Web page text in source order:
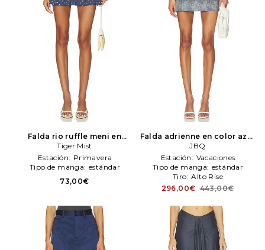
Falda rio ruffle meni en
color azul mareno
Mist
Tiger Mist
Estación: Primavera
Tipo de manga: estándar
73,00€
Falda adrienne en color azul
JBQ
JBQ
Estación: Vacaciones
Tipo de manga: estándar
Tiro: Alto Rise
296,00€ 443,00€